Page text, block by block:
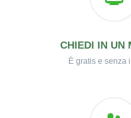
CHIEDI IN UN
È gratis e senza